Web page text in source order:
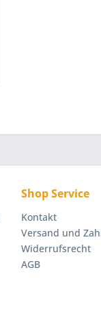
Shop Service
Kontakt
Versand und
Widerrufsrecht
AGB